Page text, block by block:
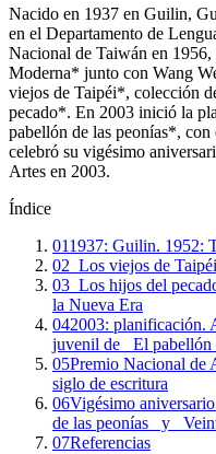
Nacido en 1937 en Guilin,
en el Departamento de
Nacional de Taiwán en
Moderna* junto con Wang
viejos de Taipéi*, colección
pecado*. En 2003 inició la
pabellón de las peonías*,
celebró su vigésimo
Artes en 2003.
Índice
011937: Guilin. 1952:
02 _Los viejos de
03 _Los hijos del
la Nueva Era
042003: planificación.
juvenil de _El pabellón
05Premio Nacional de
siglo de escritura
06Vigésimo
de las peonías_ y
07Referencias